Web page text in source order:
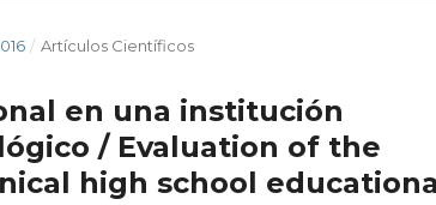
/ Artí­culos Científicos
en una institución
/ Evaluation of the
high school